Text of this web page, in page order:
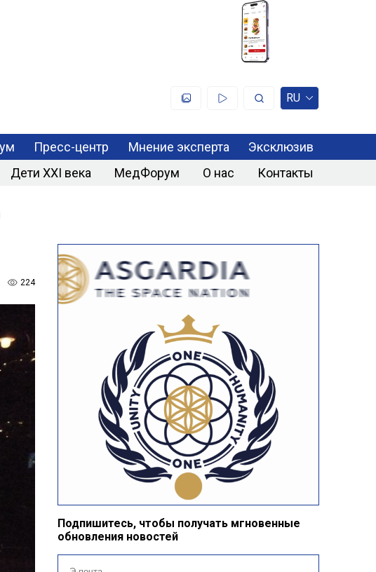
RU
Пресс-центр Мнение эксперта
Эксклюзив
Дети XXI века МедФорум О нас Контакты
224
Подпишитесь, чтобы получать мгновенные
обновления новостей